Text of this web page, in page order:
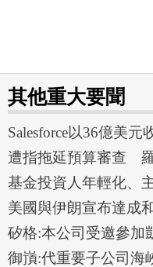
其他重大要聞
Salesforce以36億美元
遭指拖延預算審查
基金投資人年輕化、
美國與伊朗宣布達成
矽格:本公司受邀參加
御嵿:代重要子公司海